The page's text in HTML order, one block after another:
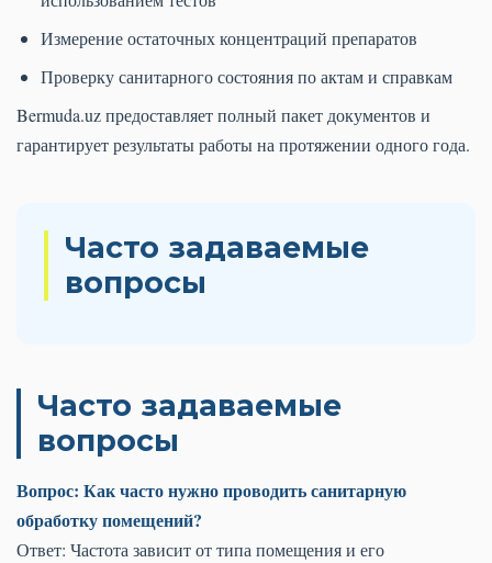
Измерение остаточных концентраций препаратов
Проверку санитарного состояния по актам и справкам
Bermuda.uz предоставляет полный пакет документов и
гарантирует результаты работы на протяжении одного года.
Часто задаваемые
вопросы
Часто задаваемые
вопросы
Вопрос: Как часто нужно проводить санитарную
обработку помещений?
Ответ: Частота зависит от типа помещения и его